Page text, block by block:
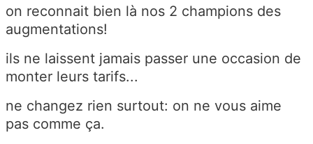
on reconnait bien là nos 2 champions des
augmentations!
ils ne laissent jamais passer une occasion de
monter leurs tarifs...
ne changez rien surtout: on ne vous aime
pas comme ça.